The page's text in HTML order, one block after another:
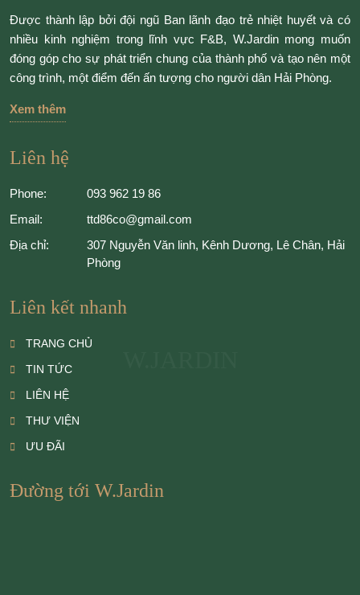
Được thành lập bởi đội ngũ Ban lãnh đạo trẻ nhiệt huyết và có
nhiều kinh nghiệm trong lĩnh vực F&B, W.Jardin mong muốn
đóng góp cho sự phát triển chung của thành phố và tạo nên một
công trình, một điểm đến ấn tượng cho người dân Hải Phòng.
Xem thêm
Liên hệ
Phone:
093 962 19 86
Email:
ttd86co@gmail.com
Địa chỉ:
307 Nguyễn Văn linh, Kênh Dương, Lê Chân, Hải
Phòng
Liên kết nhanh
TRANG CHỦ
TIN TỨC
LIÊN HỆ
THƯ VIỆN
ƯU ĐÃI
Đường tới W.Jardin